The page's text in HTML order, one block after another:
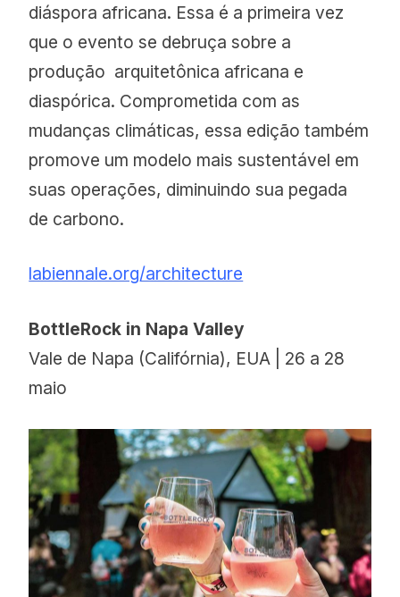
diáspora africana. Essa é a primeira vez
que o evento se debruça sobre a
produção arquitetônica africana e
diaspórica. Comprometida com as
mudanças climáticas, essa edição também
promove um modelo mais sustentável em
suas operações, diminuindo sua pegada
de carbono.
labiennale.org/architecture
BottleRock in Napa Valley
Vale de Napa (Califórnia), EUA | 26 a 28
maio